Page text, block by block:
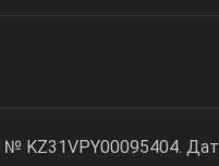
KZ31VPY00095404.